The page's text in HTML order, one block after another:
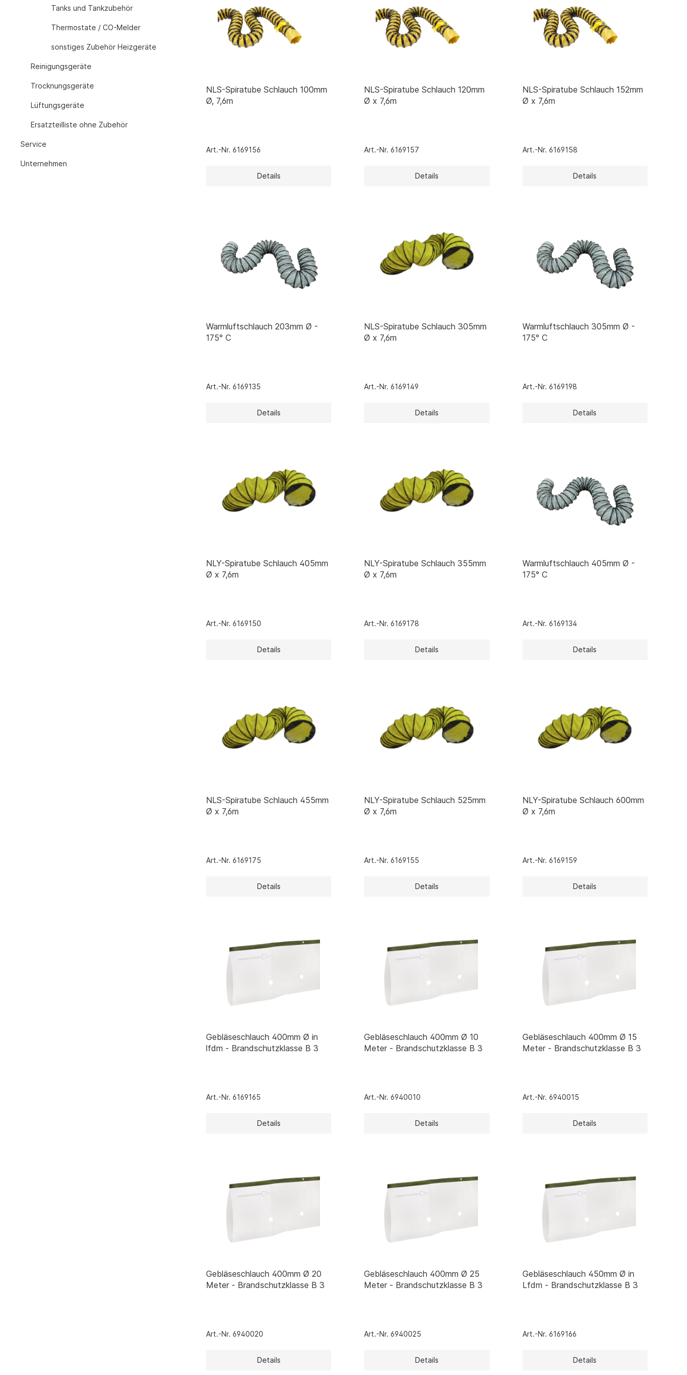
Thermostate / CO-Melder
sonstiges Zubehör Heizgeräte
Lüftungsgeräte
Zubehör Luftreiniger
Ventilatoren
Ventilatoren mit Axialgebläse
Ersatzteilliste ohne Zubehör
Tanks und Tankzubehör
Thermostate / CO-Melder
sonstiges Zubehör Heizgeräte
Reinigungsgeräte
Trocknungsgeräte
Lüftungsgeräte
Ersatzteilliste ohne Zubehör
Service
Unternehmen
NLS-Spiratube Schlauch 100mm
Ø, 7,6m
Art.-Nr. 6169156
Details
NLS-Spiratube Schlauch 120mm
Ø x 7,6m
Art.-Nr. 6169157
Details
NLS-Spiratube Schlauch 152mm
Ø x 7,6m
Art.-Nr. 6169158
Details
Warmluftschlauch 203mm Ø -
175° C
Art.-Nr. 6169135
Details
NLS-Spiratube Schlauch 305mm
Ø x 7,6m
Art.-Nr. 6169149
Details
Warmluftschlauch 305mm Ø -
175° C
Art.-Nr. 6169198
Details
NLY-Spiratube Schlauch 405mm
Ø x 7,6m
Art.-Nr. 6169150
Details
NLY-Spiratube Schlauch 355mm
Ø x 7,6m
Art.-Nr. 6169178
Details
Warmluftschlauch 405mm Ø -
175° C
Art.-Nr. 6169134
Details
NLS-Spiratube Schlauch 455mm
Ø x 7,6m
Art.-Nr. 6169175
Details
NLY-Spiratube Schlauch 525mm
Ø x 7,6m
Art.-Nr. 6169155
Details
NLY-Spiratube Schlauch 600mm
Ø x 7,6m
Art.-Nr. 6169159
Details
Gebläseschlauch 400mm Ø in
lfdm - Brandschutzklasse B 3
Art.-Nr. 6169165
Details
Gebläseschlauch 400mm Ø 10
Meter - Brandschutzklasse B 3
Art.-Nr. 6940010
Details
Gebläseschlauch 400mm Ø 15
Meter - Brandschutzklasse B 3
Art.-Nr. 6940015
Details
Gebläseschlauch 400mm Ø 20
Meter - Brandschutzklasse B 3
Art.-Nr. 6940020
Details
Gebläseschlauch 400mm Ø 25
Meter - Brandschutzklasse B 3
Art.-Nr. 6940025
Details
Gebläseschlauch 450mm Ø in
Lfdm - Brandschutzklasse B 3
Art.-Nr. 6169166
Details